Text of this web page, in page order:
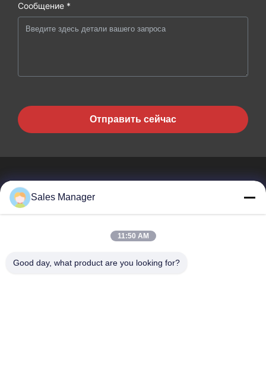
Сообщение *
Отправить сейчас
Вы не только покупаете сталь, Вы но и покупаете любовь,
сервис!
Быстрые Ссылки
Sales Manager
11:50 AM
Good day, what product are you looking for?